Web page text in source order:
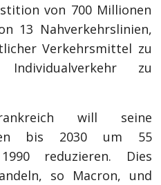
von 700 Millionen
13 Nahverkehrslinien,
Verkehrsmittel zu
zu
will seine
bis 2030 um 55
reduzieren. Dies
so Macron, und